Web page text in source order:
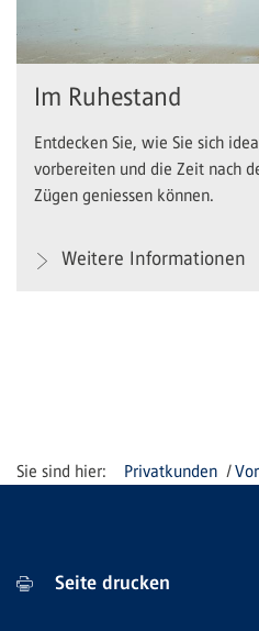
Im Ruhestand
Entdecken Sie, wie Sie sich
vorbereiten und die Zeit nach
Zügen geniessen können.
Weitere Informationen
Privatkunden
Seite drucken